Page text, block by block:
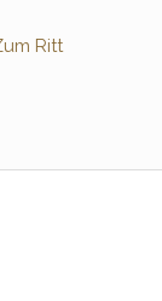
Ritt